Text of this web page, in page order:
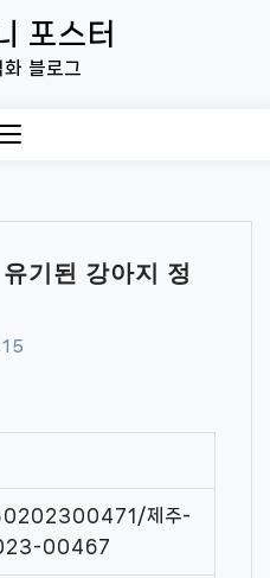
포스터
블로그
기된 강아지 정
제주-
00467